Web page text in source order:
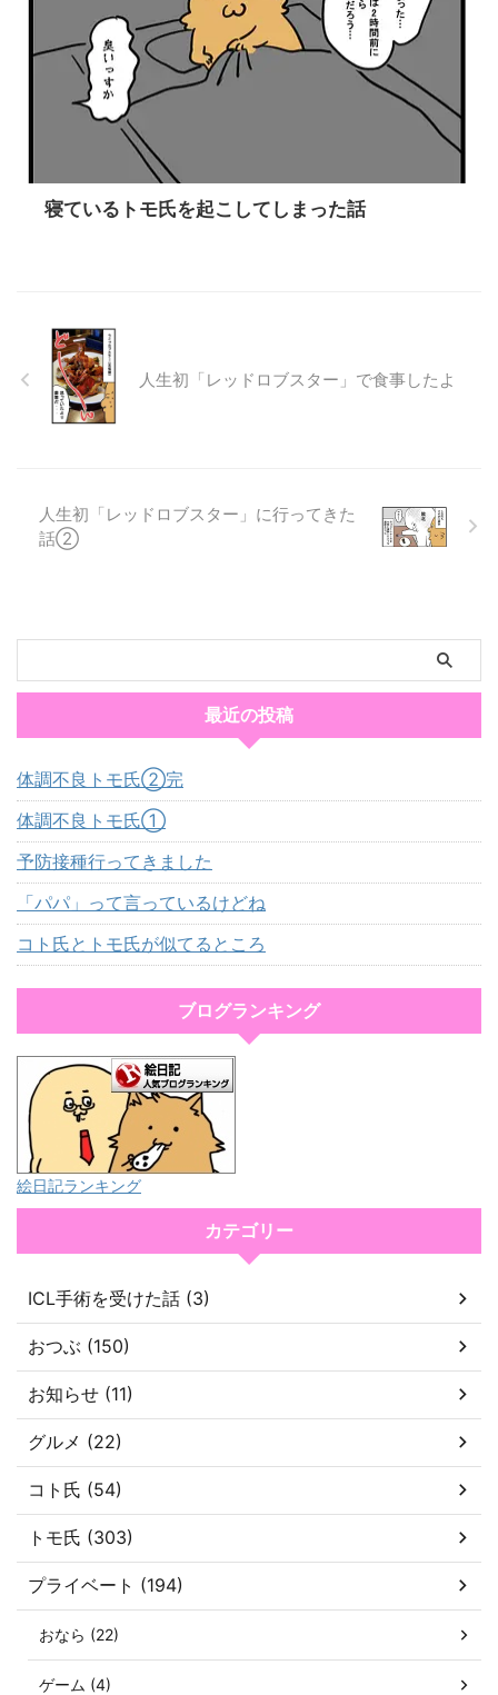
寝ているトモ氏を起こしてしまった話
人生初「レッドロブスター」で食事したよ
人生初「レッドロブスター」に行ってきた
話②
最近の投稿
体調不良トモ氏②完
体調不良トモ氏①
予防接種行ってきました
「パパ」って言っているけどね
コト氏とトモ氏が似てるところ
ブログランキング
絵日記ランキング
カテゴリー
ICL手術を受けた話 (3)
おつぶ (150)
お知らせ (11)
グルメ (22)
コト氏 (54)
トモ氏 (303)
プライベート (194)
おなら (22)
ゲーム (4)